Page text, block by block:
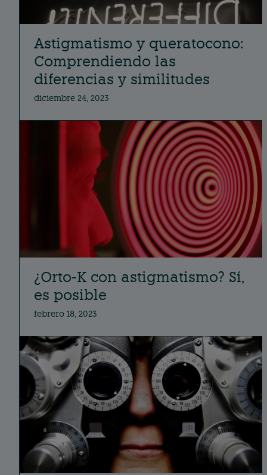
Astigmatismo y queratocono:
Comprendiendo las
diferencias y similitudes
diciembre 24, 2023
¿Orto-K con astigmatismo? Sí,
es posible
febrero 18, 2023